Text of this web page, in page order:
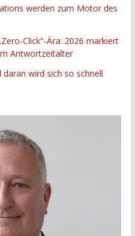
werden zum Motor des
Click“-Ära: 2026 markiert
Antwortzeitalter
wird sich so schnell